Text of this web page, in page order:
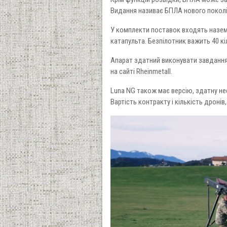
Видання називає БПЛА нового
У комплекти поставок входять
катапульта. Безпілотник важить 40
Апарат здатний виконувати
на сайті Rheinmetall.
Luna NG також має версію, здатну
Вартість контракту і кількість